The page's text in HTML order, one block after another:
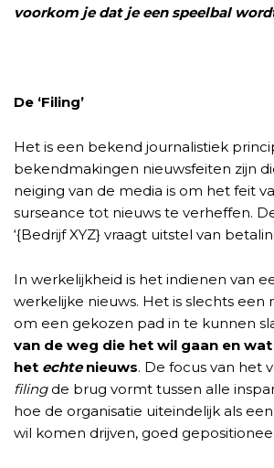
voorkom je dat je een speelbal
De ‘Filing’
Het is een bekend journalistiek
bekendmakingen nieuwsfeiten zijn
neiging van de media is om het feit
surseance tot nieuws te verheffen.
‘{Bedrijf XYZ} vraagt uitstel van
In werkelijkheid is het indienen van
werkelijke nieuws. Het is slechts
om een gekozen pad in te kunnen
van de weg die het wil gaan en
het echtenieuws. De focus van het
filingde brug vormt tussen alle
hoe de organisatie uiteindelijk als
wil komen drijven, goed